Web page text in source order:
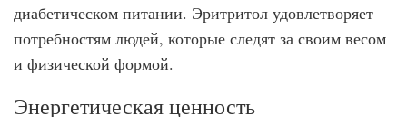
диабетическом питании. Эритритол удовлетворяет
потребностям людей, которые следят за своим весом
и физической формой.
Энергетическая ценность